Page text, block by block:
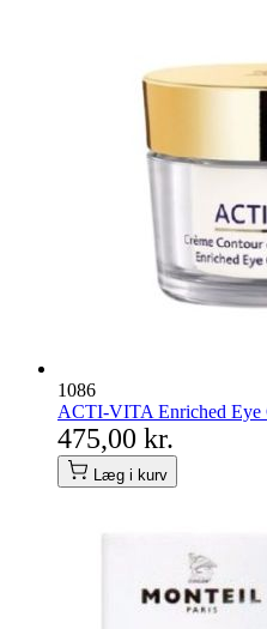
1086
ACTI-VITA Enriched Eye
475,00 kr.
Læg i kurv